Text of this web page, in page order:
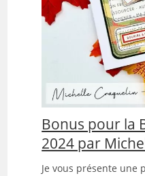
Bonus pour la
2024 par
Je vous présente une